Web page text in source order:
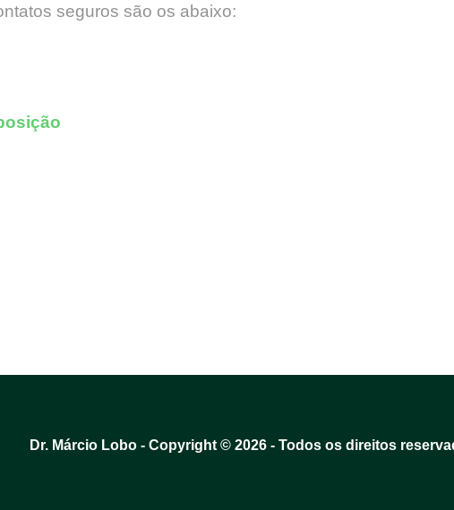
seguros são os abaixo:
Dr. Márcio Lobo - Copyright © 2026 - Todos os direitos